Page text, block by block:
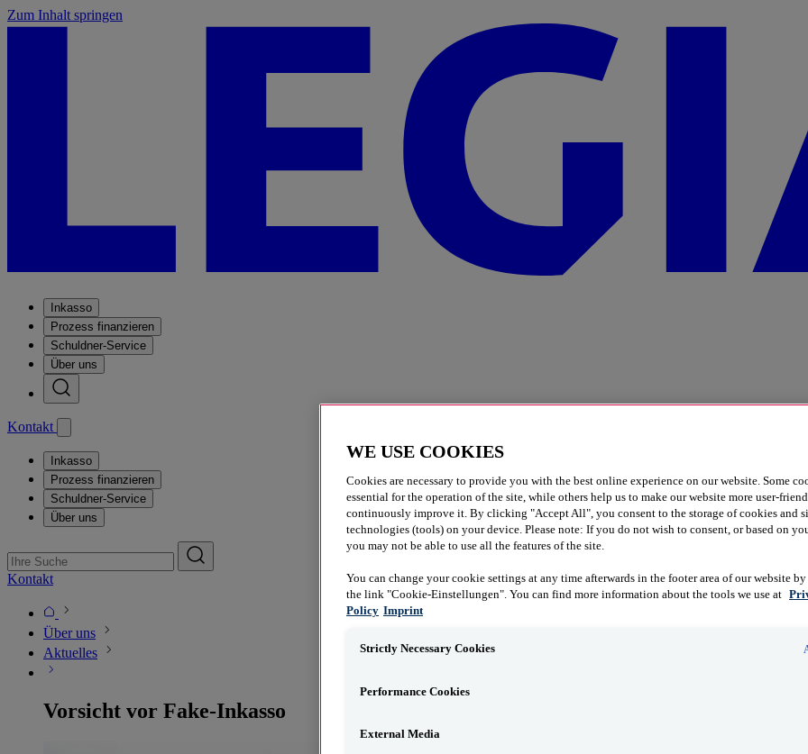
Zum Inhalt springen
Inkasso
Prozess finanzieren
Schuldner-Service
Über uns
Kontakt
Inkasso
Prozess finanzieren
Schuldner-Service
Über uns
Kontakt
Über uns
Aktuelles
Vorsicht vor Fake-Inkasso
WE USE COOKIES
Cookies are necessary to provide you with the best online experience on our website. Some
essential for the operation of the site, while others help us to make our website more user-
continuously improve it. By clicking "Accept All", you consent to the storage of cookies and
technologies (tools) on your device. Please note: If you do not wish to consent, or based on
you may not be able to use all the features of the site.
You can change your cookie settings at any time afterwards in the footer area of our website
the link "Cookie-Einstellungen". You can find more information about the tools we use at
Policy Imprint
Strictly Necessary Cookies
Performance Cookies
External Media